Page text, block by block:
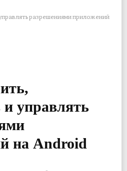
разрешениями приложений
управлять
на Android